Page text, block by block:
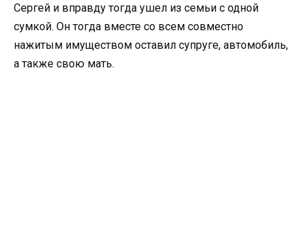
Сергей и вправду тогда ушел из семьи с одной
сумкой. Он тогда вместе со всем совместно
нажитым имуществом оставил супруге, автомобиль,
а также свою мать.